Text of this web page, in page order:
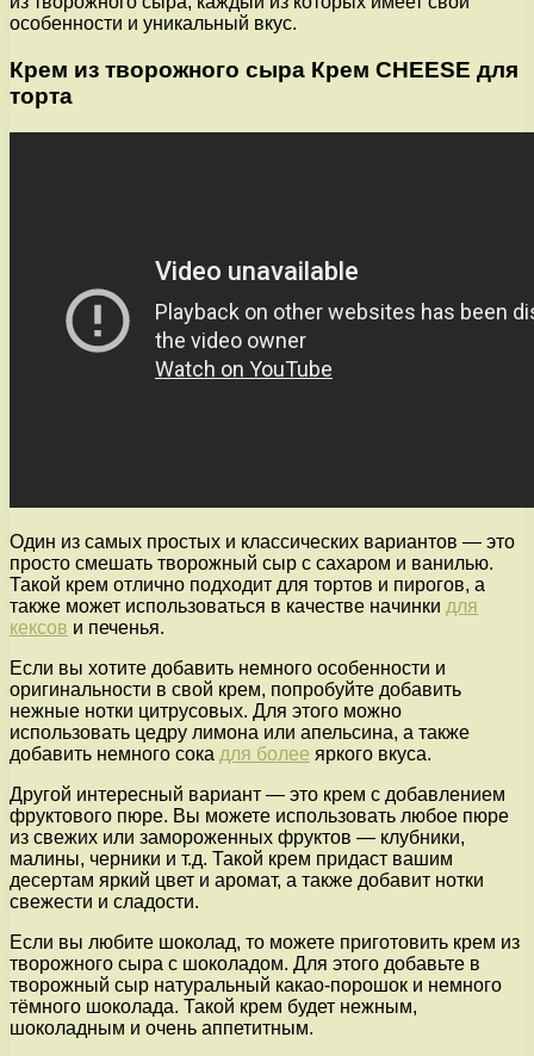
особенности и уникальный вкус.
Крем из творожного сыра Крем CHEESE для
торта
Один из самых простых и классических вариантов — это
просто смешать творожный сыр с сахаром и ванилью.
Такой крем отлично подходит для тортов и пирогов, а
также может использоваться в качестве начинки для
кексов и печенья.
Если вы хотите добавить немного особенности и
оригинальности в свой крем, попробуйте добавить
нежные нотки цитрусовых. Для этого можно
использовать цедру лимона или апельсина, а также
добавить немного сока для более яркого вкуса.
Другой интересный вариант — это крем с добавлением
фруктового пюре. Вы можете использовать любое пюре
из свежих или замороженных фруктов — клубники,
малины, черники и т.д. Такой крем придаст вашим
десертам яркий цвет и аромат, а также добавит нотки
свежести и сладости.
Если вы любите шоколад, то можете приготовить крем из
творожного сыра с шоколадом. Для этого добавьте в
творожный сыр натуральный какао-порошок и немного
тёмного шоколада. Такой крем будет нежным,
шоколадным и очень аппетитным.